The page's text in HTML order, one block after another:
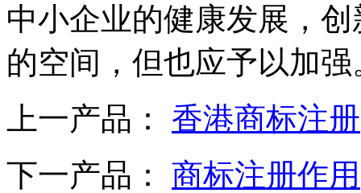
中小企业的健康发展，
的空间，但也应予以加强
上一产品： 香港商标注册
下一产品： 商标注册作用